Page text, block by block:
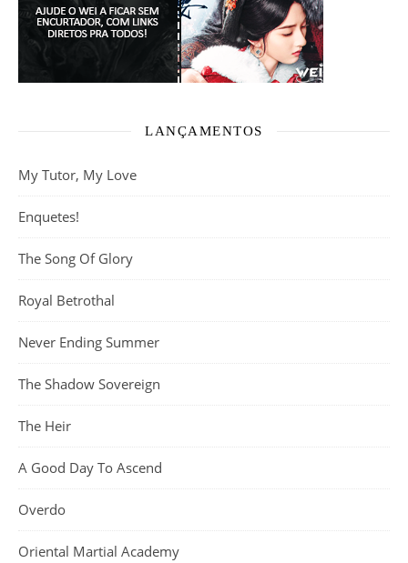
LANÇAMENTOS
My Tutor, My Love
Enquetes!
The Song Of Glory
Royal Betrothal
Never Ending Summer
The Shadow Sovereign
The Heir
A Good Day To Ascend
Overdo
Oriental Martial Academy